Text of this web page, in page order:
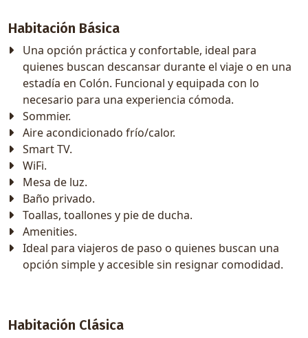
Habitación Básica
Una opción práctica y confortable, ideal para
quienes buscan descansar durante el viaje o en una
estadía en Colón. Funcional y equipada con lo
necesario para una experiencia cómoda.
Sommier.
Aire acondicionado frío/calor.
Smart TV.
WiFi.
Mesa de luz.
Baño privado.
Toallas, toallones y pie de ducha.
Amenities.
Ideal para viajeros de paso o quienes buscan una
opción simple y accesible sin resignar comodidad.
Habitación Clásica